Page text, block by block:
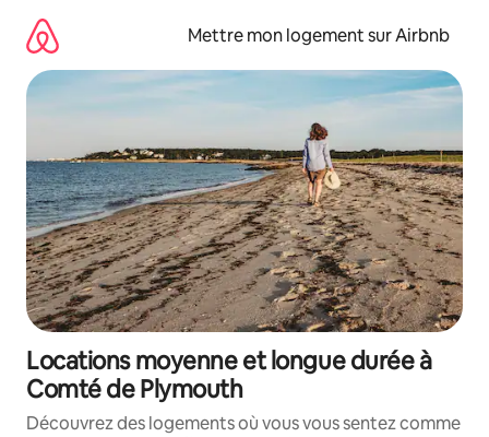
directement
contenu
Mettre mon logement sur Airbnb
Locations moyenne et longue durée à
Comté de Plymouth
Découvrez des logements où vous vous sentez comme